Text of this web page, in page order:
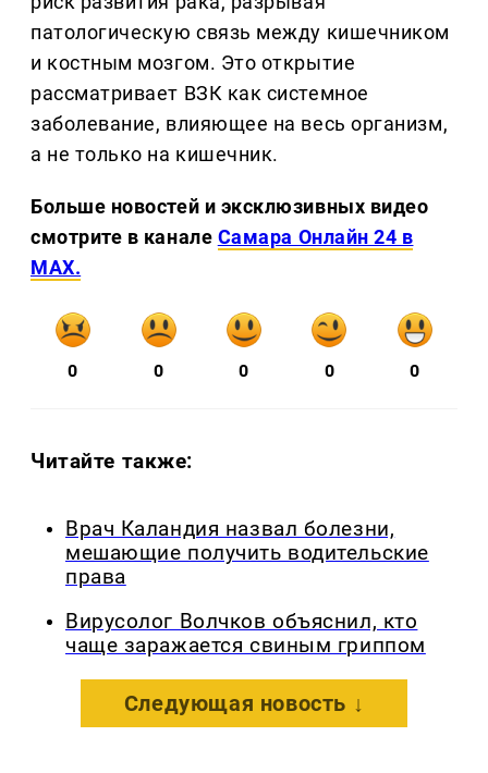
патологическую связь между кишечником
и костным мозгом. Это открытие
рассматривает ВЗК как системное
заболевание, влияющее на весь организм,
а не только на кишечник.
Больше новостей и эксклюзивных видео
смотрите в канале Самара Онлайн 24 в
MAX.
0 0 0 0 0
Читайте также:
Врач Каландия назвал болезни,
мешающие получить водительские
права
Вирусолог Волчков объяснил, кто
чаще заражается свиным гриппом
Следующая новость ↓